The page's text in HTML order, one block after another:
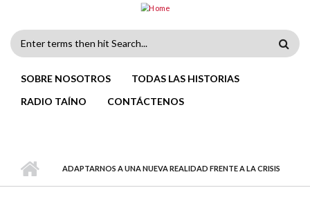
Search
form
SOBRE NOSOTROS
TODAS LAS HISTORIAS
RADIO TAÍNO
CONTÁCTENOS
ADAPTARNOS A UNA NUEVA REALIDAD FRENTE A LA CRISIS